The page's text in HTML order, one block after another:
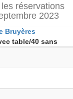
Bruyères
table/40 sans
réservations
2023